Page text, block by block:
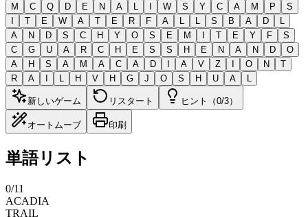
M
C Q D E N A L I W S Y C A M P
S
I
T E W A T E R F A L L S B A D
L
A
N D S C H Y O S E M I T E Y F
S
C
G U A R C H E S S H E N A N D
O
A
H S A M A C A D I A V Z I O N
T
R
A I L H V H G J O S H U A L
新しいゲーム リスタート ヒント（0/3）
オートムーブ 印刷
単語リスト
0/11
ACADIA
TRAIL